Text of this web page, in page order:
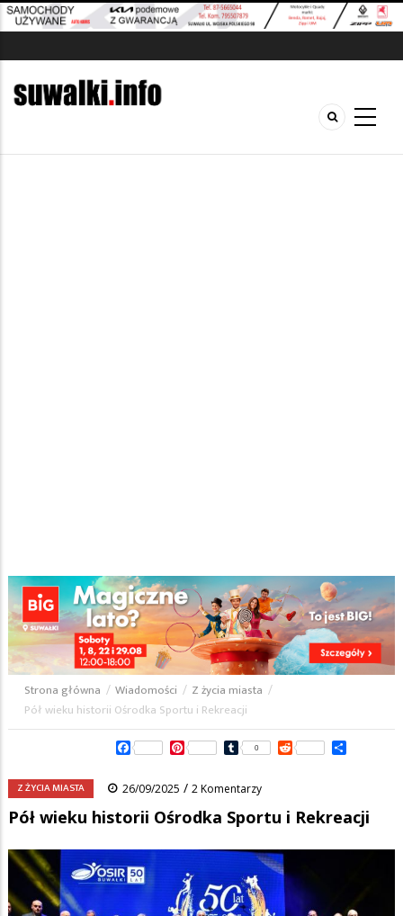
Ścieżka
nawigacyjna
Strona główna / Wiadomości / Z życia miasta /
Pół wieku historii Ośrodka Sportu i Rekreacji
FacebookPinterestTumblr
0 Reddit
Z ŻYCIA MIASTA 26/09/2025 / 2 Komentarzy
Pół wieku historii Ośrodka Sportu i Rekreacji